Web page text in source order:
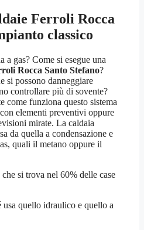
Ferroli Rocca
classico
a gas? Come si esegue una
Rocca Santo Stefano?
si possono danneggiare
controllare più di sovente?
come funziona questo sistema
elementi preventivi oppure
mirate. La caldaia
da quella a condensazione e
quali il metano oppure il
si trova nel 60% delle case
quello idraulico e quello a